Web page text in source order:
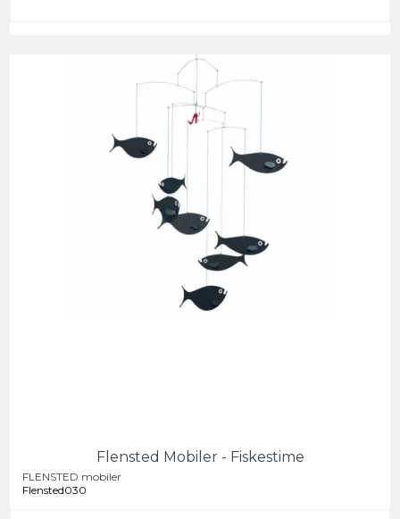
Flensted Mobiler - Fiskestime
FLENSTED mobiler
Flensted030